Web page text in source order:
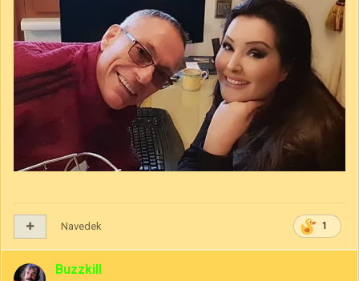
1
Navedek
Buzzkill